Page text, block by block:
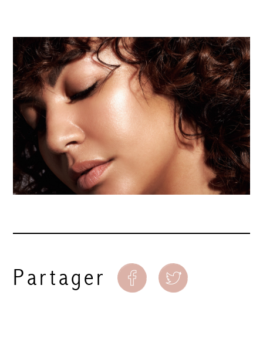
Partager